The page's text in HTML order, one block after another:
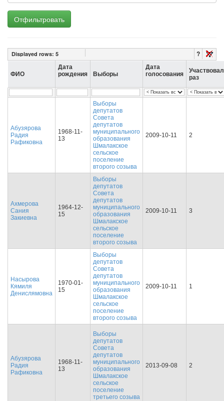
Отфильтровать
Displayed rows: 5 ?
ФИО
Дата
рождения
Выборы
Дата
голосования
Участвовал
раз
Абузярова
Радия
Рафиковна
1968-11-
13
Выборы
депутатов
Совета
депутатов
муниципального
образования
Шмалакское
сельское
поселение
второго созыва
2009-10-11 2
Ахмерова
Сания
Закиевна
1964-12-
15
Выборы
депутатов
Совета
депутатов
муниципального
образования
Шмалакское
сельское
поселение
второго созыва
2009-10-11 3
Насырова
Кямиля
Денислямовна
1970-01-
15
Выборы
депутатов
Совета
депутатов
муниципального
образования
Шмалакское
сельское
поселение
второго созыва
2009-10-11 1
Абузярова
Радия
Рафиковна
1968-11-
13
Выборы
депутатов
Совета
депутатов
муниципального
образования
Шмалакское
сельское
поселение
третьего созыва
2013-09-08 2